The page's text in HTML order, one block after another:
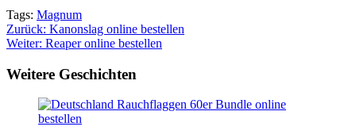
Tags: Magnum
Beitragsnavigation
Zurück: Kanonslag online bestellen
Weiter: Reaper online bestellen
Weitere Geschichten